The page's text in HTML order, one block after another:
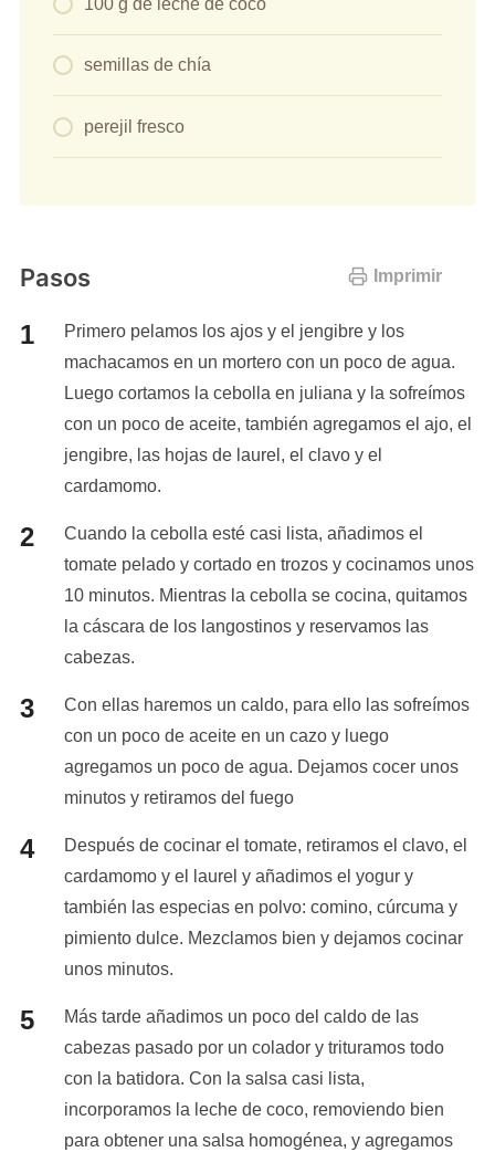
semillas de chía
perejil fresco
Imprimir
Pasos
Primero pelamos los ajos y el jengibre y los
machacamos en un mortero con un poco de agua.
Luego cortamos la cebolla en juliana y la sofreímos
con un poco de aceite, también agregamos el ajo, el
jengibre, las hojas de laurel, el clavo y el
cardamomo.
Cuando la cebolla esté casi lista, añadimos el
tomate pelado y cortado en trozos y cocinamos unos
10 minutos. Mientras la cebolla se cocina, quitamos
la cáscara de los langostinos y reservamos las
cabezas.
Con ellas haremos un caldo, para ello las sofreímos
con un poco de aceite en un cazo y luego
agregamos un poco de agua. Dejamos cocer unos
minutos y retiramos del fuego
Después de cocinar el tomate, retiramos el clavo, el
cardamomo y el laurel y añadimos el yogur y
también las especias en polvo: comino, cúrcuma y
pimiento dulce. Mezclamos bien y dejamos cocinar
unos minutos.
Más tarde añadimos un poco del caldo de las
cabezas pasado por un colador y trituramos todo
con la batidora. Con la salsa casi lista,
incorporamos la leche de coco, removiendo bien
para obtener una salsa homogénea, y agregamos